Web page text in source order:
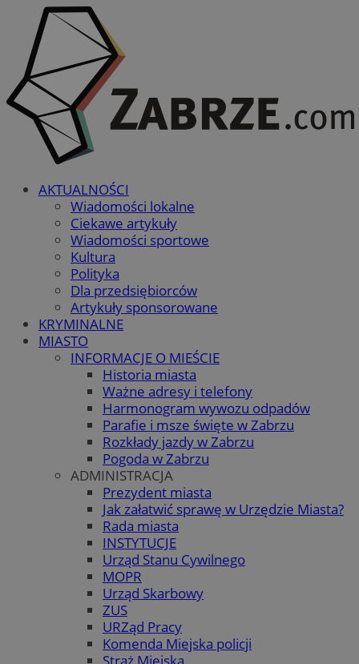
AKTUALNOŚCI
Wiadomości lokalne
Ciekawe artykuły
Wiadomości sportowe
Kultura
Polityka
Dla przedsiębiorców
Artykuły sponsorowane
KRYMINALNE
MIASTO
INFORMACJE O MIEŚCIE
Historia miasta
Ważne adresy i telefony
Harmonogram wywozu odpadów
Parafie i msze święte w Zabrzu
Rozkłady jazdy w Zabrzu
Pogoda w Zabrzu
ADMINISTRACJA
Prezydent miasta
Jak załatwić sprawę w Urzędzie Miasta?
Rada miasta
INSTYTUCJE
Urząd Stanu Cywilnego
MOPR
Urząd Skarbowy
ZUS
URZąd Pracy
Komenda Miejska policji